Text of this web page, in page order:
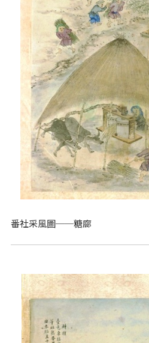
番社采風圖──糖廍